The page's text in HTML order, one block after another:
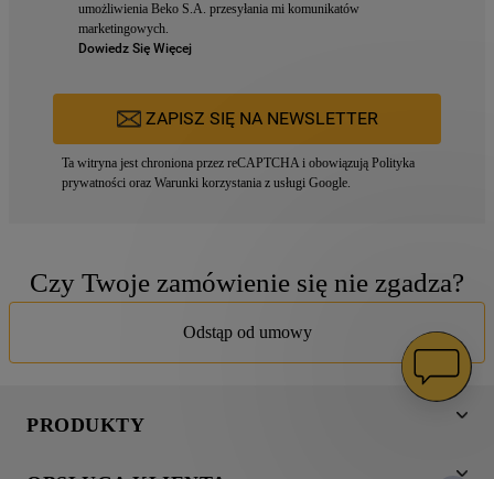
umożliwienia Beko S.A. przesyłania mi komunikatów
marketingowych.
Dowiedz Się Więcej
ZAPISZ SIĘ NA NEWSLETTER
Ta witryna jest chroniona przez reCAPTCHA i obowiązują Polityka
prywatności oraz Warunki korzystania z usługi Google.
Czy Twoje zamówienie się nie zgadza?
Odstąp od umowy
PRODUKTY